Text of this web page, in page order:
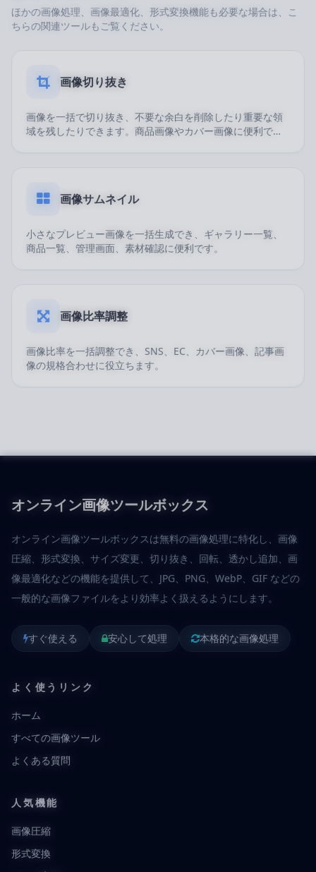
ほかの画像処理、画像最適化、形式変換機能も必要な場合は、こ
ちらの関連ツールもご覧ください。
画像切り抜き
画像を一括で切り抜き、不要な余白を削除したり重要な領
域を残したりできます。商品画像やカバー画像に便利で
画像サムネイル
小さなプレビュー画像を一括生成でき、ギャラリー一覧、
商品一覧、管理画面、素材確認に便利です。
画像比率調整
画像比率を一括調整でき、SNS、EC、カバー画像、記事画
像の規格合わせに役立ちます。
オンライン画像ツールボックス
オンライン画像ツールボックスは無料の画像処理に特化し、画像
圧縮、形式変換、サイズ変更、切り抜き、回転、透かし追加、画
像最適化などの機能を提供して、JPG、PNG、WebP、GIF などの
一般的な画像ファイルをより効率よく扱えるようにします。
すぐ使える 安心して処理 本格的な画像処理
よく使うリンク
ホーム
すべての画像ツール
よくある質問
人気機能
画像圧縮
形式変換